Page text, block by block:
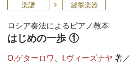
楽譜 鍵盤楽器
ロシア奏法によるピアノ教本
はじめの一歩 ①
O.ゲターロワ I.ヴィーズナヤ 著／